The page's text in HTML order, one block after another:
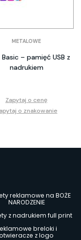
METALOWE
– pamięć USB z
nadrukiem
Zapytaj o cenę
o znakowanie
reklamowe na BOŻE
NARODZENIE
z nadrukiem full print
breloki i
z logo